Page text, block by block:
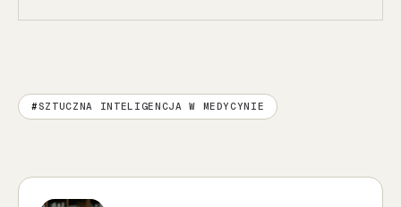
SZTUCZNA INTELIGENCJA W MEDYCYNIE